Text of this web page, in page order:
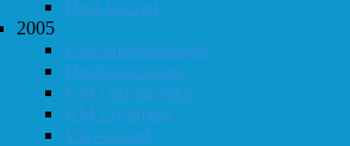
Høst-konrad
2005
Klubbmesterskapet
Høstturneringen
KM i hurtigsjakk
KM i lynsjakk
Vår-konrad